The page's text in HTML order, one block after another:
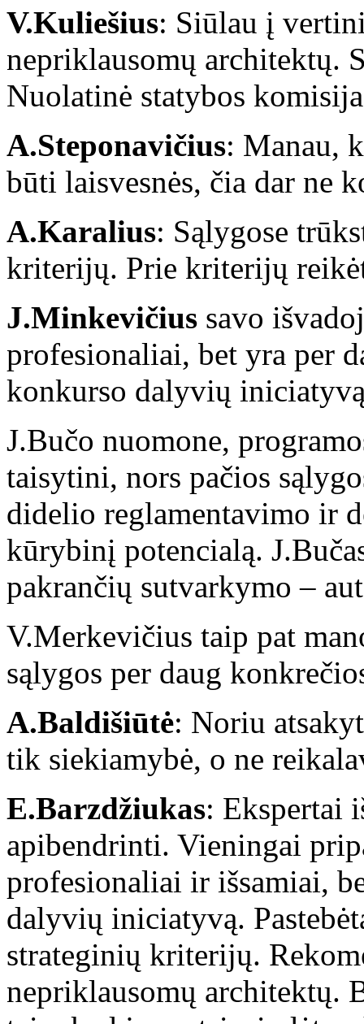
V.Kuliešius: Siūlau į
nepriklausomų architektų.
Nuolatinė statybos
A.Steponavičius: Manau,
būti laisvesnės, čia dar ne
A.Karalius: Sąlygose
kriterijų. Prie kriterijų
J.Minkevičius savo
profesionaliai, bet yra per
konkurso dalyvių
J.Bučo nuomone,
taisytini, nors pačios
didelio reglamentavimo ir
kūrybinį potencialą.
pakrančių sutvarkymo –
V.Merkevičius taip pat
sąlygos per daug
A.Baldišiūtė: Noriu
tik siekiamybė, o ne
E.Barzdžiukas: Ekspertai
apibendrinti. Vieningai
profesionaliai ir išsamiai,
dalyvių iniciatyvą.
strateginių kriterijų.
nepriklausomų architektų.